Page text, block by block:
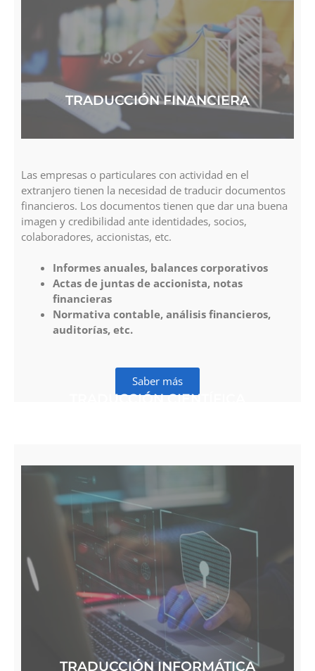
TRADUCCIÓN FINANCIERA
Las empresas o particulares con actividad en el
extranjero tienen la necesidad de traducir documentos
financieros. Los documentos tienen que dar una buena
imagen y credibilidad ante identidades, socios,
colaboradores, accionistas, etc.
Informes anuales, balances corporativos
Actas de juntas de accionista, notas
financieras
Normativa contable, análisis financieros,
auditorías, etc.
Saber más
TRADUCCIÓN CIENTÍFICA
TRADUCCIÓN INFORMÁTICA